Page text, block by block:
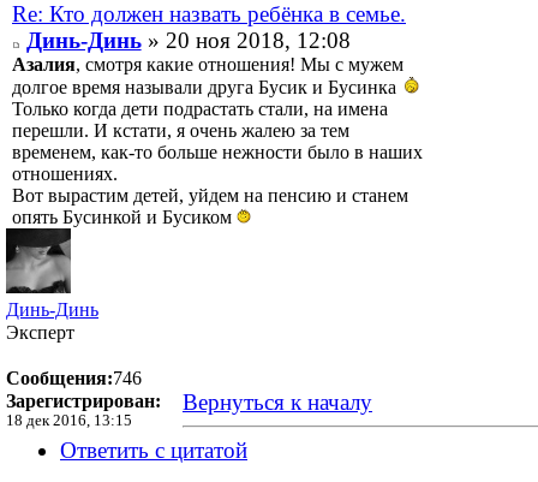
Re: Кто должен назвать ребёнка в семье.
Динь-Динь» 20 ноя 2018, 12:08
Азалия, смотря какие отношения! Мы с мужем
долгое время называли друга Бусик и Бусинка
Только когда дети подрастать стали, на имена
перешли. И кстати, я очень жалею за тем
временем, как-то больше нежности было в наших
отношениях.
Вот вырастим детей, уйдем на пенсию и станем
опять Бусинкой и Бусиком
Динь-Динь
Эксперт
Сообщения:746
Зарегистрирован:
18 дек 2016, 13:15
Вернуться к началу
Ответить с цитатой